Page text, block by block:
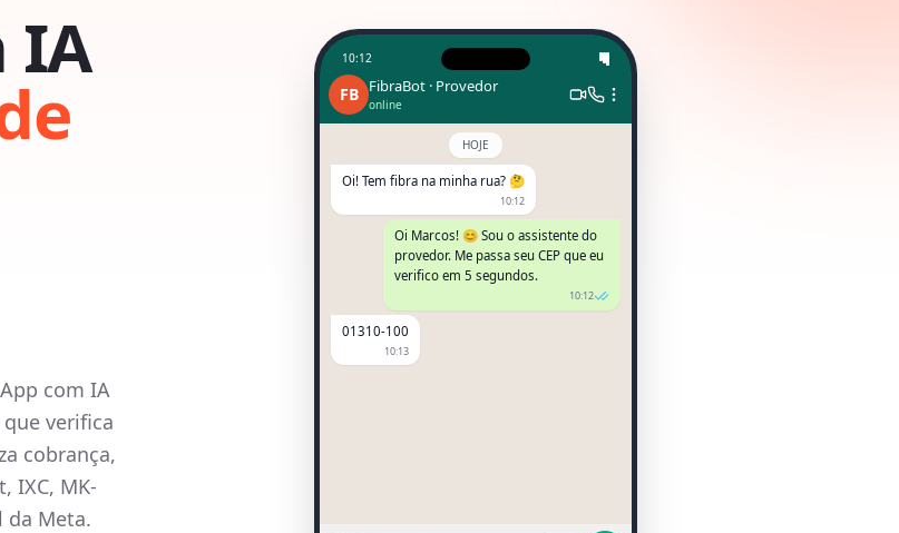
IA
com IA
verifica
cobrança,
IXC, MK-
da Meta.
10:12
FB FibraBot · Provedor
online
HOJE
Oi! Tem fibra na minha rua? 🤔
10:12
Oi Marcos! 😊 Sou o assistente do
provedor. Me passa seu CEP que eu
verifico em 5 segundos.
10:12
01310-100
10:13